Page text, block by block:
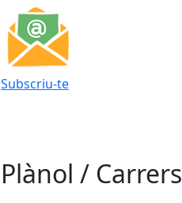
Subscriu-te
Plànol / Carrers